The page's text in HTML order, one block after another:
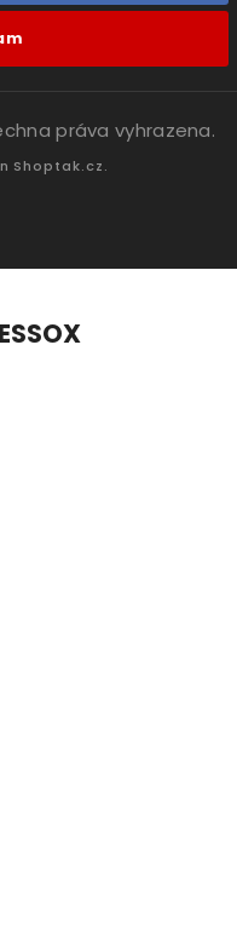
práva vyhrazena.
Shoptak.cz.